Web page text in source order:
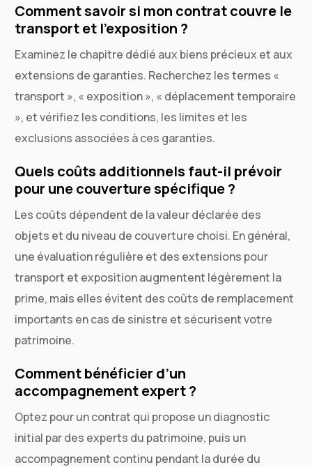
Comment savoir si mon contrat couvre le
transport et l’exposition ?
Examinez le chapitre dédié aux biens précieux et aux
extensions de garanties. Recherchez les termes «
transport », « exposition », « déplacement temporaire
», et vérifiez les conditions, les limites et les
exclusions associées à ces garanties.
Quels coûts additionnels faut-il prévoir
pour une couverture spécifique ?
Les coûts dépendent de la valeur déclarée des
objets et du niveau de couverture choisi. En général,
une évaluation régulière et des extensions pour
transport et exposition augmentent légèrement la
prime, mais elles évitent des coûts de remplacement
importants en cas de sinistre et sécurisent votre
patrimoine.
Comment bénéficier d’un
accompagnement expert ?
Optez pour un contrat qui propose un diagnostic
initial par des experts du patrimoine, puis un
accompagnement continu pendant la durée du